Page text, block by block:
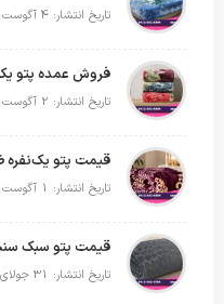
تاریخ انتشار: 4 آگوست 2026
تاریخ انتشار: 2 آگوست 2026
تاریخ انتشار: 1 آگوست 2026
تاریخ انتشار: 31 جولای 2026